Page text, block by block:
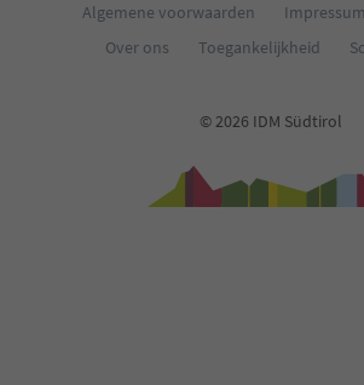
Algemene voorwaarden
Impressum
Over ons
Toegankelijkheid
© 2026 IDM Südtirol